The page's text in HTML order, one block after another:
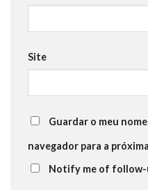
Site
Guardar o meu
navegador para a
Notify me of follow-